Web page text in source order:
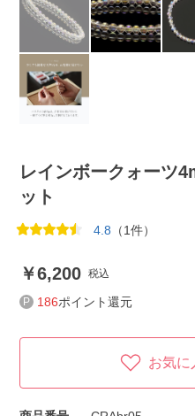
レインボークォーツ
ット
4.8 （1件）
6,200 税込
186ポイント還元
お気に